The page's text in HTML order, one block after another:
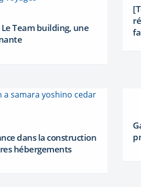
Team building, une
dans la construction
hébergements